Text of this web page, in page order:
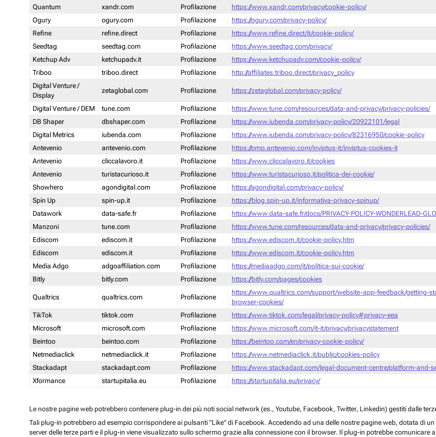
Quantum
xandr.com Profilazione
https://www.xandr.com/privacy/cookie-policy/
Ogury
ogury.com Profilazione
https://ogury.com/privacy-policy/
Refine
refine.direct Profilazione
https://www.refine.direct/it/cookie-policy/
Seedtag
seedtag.com Profilazione
https://www.seedtag.com/privacy/
Ketchup Adv
ketchupadv.it Profilazione
https://www.ketchupadv.com/cookie-policy/
Triboo
triboo.direct Profilazione
http://affiliates.triboo.direct/privacy_policy
Digital Venture /
Display
zetaglobal.com Profilazione https://zetaglobal.com/privacy-policy/
Digital Venture / DEM tune.com Profilazione
https://www.tune.com/resources/data-and-privacy/privacy-policies/
DB Shaper
dbshaper.com Profilazione
https://www.iubenda.com/privacy-policy/20922101/legal
Digital Metrics
iubenda.com Profilazione
https://www.iubenda.com/privacy-policy/82316950/cookie-policy
Antevenio
antevenio.com Profilazione
https://pmp.antevenio.com/inviptus-it/inviptus-cookies-it
Antevenio
cliccalavoro.it Profilazione
https://www.cliccalavoro.it/cookies
Antevenio
turistacurioso.it Profilazione
https://www.turistacurioso.it/politica-dei-cookie/
Showhero
agondigital.com Profilazione
https://agondigital.com/privacy-policy/
Spin Up
spin-up.it Profilazione
https://blog.spin-up.it/informativa-privacy-spinup/
Datawork
data-safe.fr Profilazione
https://www.data-safe.fr/docs/PRIVACY-POLICY-WONDERLEAD-
Manzoni
tune.com Profilazione
https://www.tune.com/resources/data-and-privacy/privacy-policies/
Ediscom
ediscom.it Profilazione
https://www.ediscom.it/cookie-policy.htm
Ediscom
ediscom.it Profilazione
https://www.ediscom.it/cookie-policy.htm
Media Adgo
adgoaffiliation.com Profilazione
https://mediaadgo.com/it/politica-sui-cookie/
Bitly
bitly.com Profilazione https://bitly.com/pages/cookies
Qualtrics qualtrics.com Profilazione
https://www.qualtrics.com/support/website-app-feedback/getting-
browser-cookies/
TikTok
tiktok.com Profilazione
https://www.tiktok.com/legal/privacy-policy#privacy-eea
Microsoft
microsoft.com Profilazione
https://www.microsoft.com/it-it/privacy/privacystatement
Beintoo
beintoo.com Profilazione
https://beintoo.com/en/privacy-cookie-policy/
Netmediaclick
netmediaclick.it Profilazione
https://www.netmediaclick.it/public/cookies-policy
Stackadapt
stackadapt.com Profilazione
https://www.stackadapt.com/legal-document-centre/platform-and-
Xformance
startupitalia.eu Profilazione https://startupitalia.eu/privacy/
Le nostre pagine web potrebbero contenere plug-in dei più noti social network (es., Youtube, Facebook, Twitter, Linkedin) gestiti dalle
Tali plug-in potrebbero ad esempio corrispondere ai pulsanti "Like" di Facebook. Accedendo ad una delle nostre pagine web, dotata di
server delle terze parti e il plug-in viene visualizzato sullo schermo grazie alla connessione con il browser. Il plug-in potrebbe comunicare